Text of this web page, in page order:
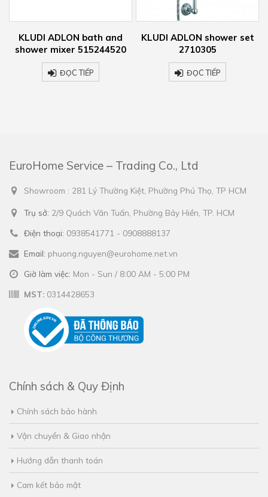
bath and
515244520
KLUDI ADLON shower set
2710305
KLUDI
EuroHome Service – Trading Co., Ltd
Showroom : 281 Lý Thường Kiệt, Phường Phú Thọ, TP HCM
Trụ sở: 2/9 Quách Văn Tuấn, Phường Bảy Hiền, TP. HCM
Điện thoại: 0938541771 - 0908888137
Email: phuong.nguyen@eurohome.net.vn
Giờ làm việc: Mon - Sun / 8:00 AM - 5:00 PM
MST: 0314428653
Chính sách & Quy Định
Chính sách bảo hành
Vận chuyển & Giao nhận
Hướng dẫn thanh toán
Cam kết bảo mật